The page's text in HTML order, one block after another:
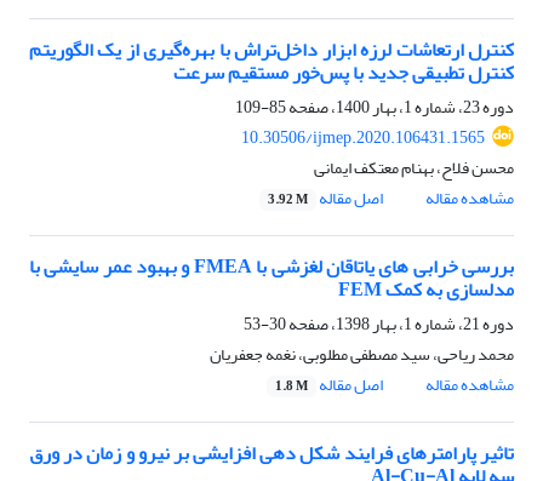
کنترل ارتعاشات لرزه ابزار داخل‌تراش با بهره‌گیری از یک الگوریتم
کنترل تطبیقی جدید با پس‌خور مستقیم سرعت
دوره 23، شماره 1، بهار 1400، صفحه
85-109
10.30506/ijmep.2020.106431.1565
محسن فلاح، بهنام معتکف ایمانی
مشاهده مقاله
اصل مقاله 3.92 M
بررسی خرابی های یاتاقان لغزشی با FMEA و بهبود عمر سایشی با
مدلسازی به کمک FEM
دوره 21، شماره 1، بهار 1398، صفحه
30-53
محمد ریاحی، سید مصطفی مطلوبی، نغمه جعفریان
مشاهده مقاله
اصل مقاله 1.8 M
تاثیر پارامترهای فرایند شکل دهی افزایشی بر نیرو و زمان در ورق